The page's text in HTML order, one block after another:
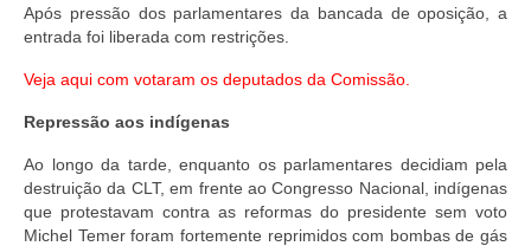
Após pressão dos parlamentares da bancada de oposição, a
entrada foi liberada com restrições.
Veja aqui com votaram os deputados da Comissão.
Repressão aos indígenas
Ao longo da tarde, enquanto os parlamentares decidiam pela
destruição da CLT, em frente ao Congresso Nacional, indígenas
que protestavam contra as reformas do presidente sem voto
Michel Temer foram fortemente reprimidos com bombas de gás